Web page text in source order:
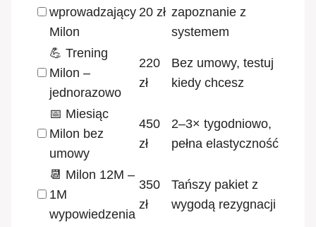
wprowadzający
Milon
20 zł zapoznanie z
systemem
💪 Trening
Milon –
jednorazowo
220
zł
Bez umowy, testuj
kiedy chcesz
📅 Miesiąc
Milon bez
umowy
450
zł
2–3× tygodniowo,
pełna elastyczność
📆 Milon 12M –
1M
wypowiedzenia
350
zł
Tańszy pakiet z
wygodą rezygnacji